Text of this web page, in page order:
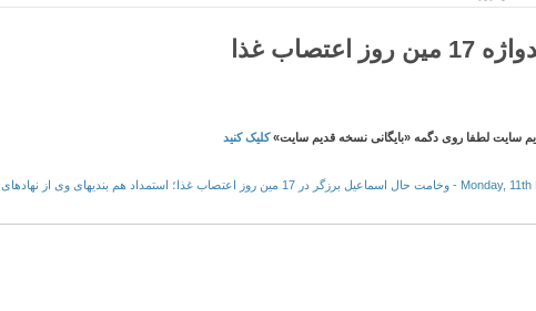
اعتصاب غذا
سایت لطفا روی دگمه «بایگانی نسخه قدیم سایت»کلیک کنید
Monday, 11th November, 2013 - وخامت حال اسماعیل برزگر در 17 مین روز اعتصاب غذا؛ استمداد هم بندیهای وی از نهادهای